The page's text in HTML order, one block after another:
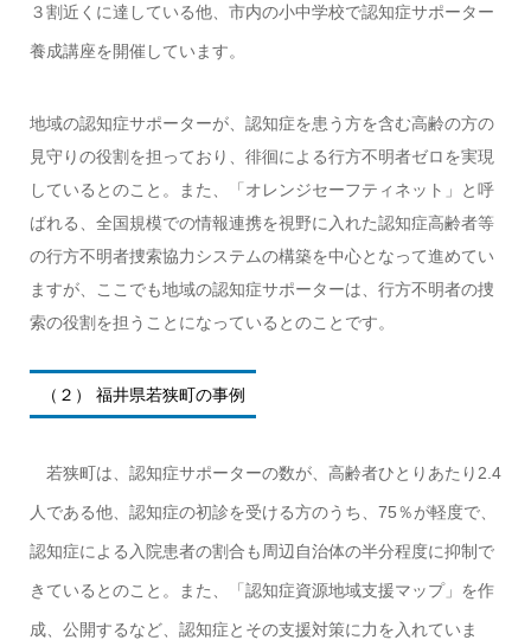
３割近くに達している他、市内の小中学校で認知症サポーター
養成講座を開催しています。
地域の認知症サポーターが、認知症を患う方を含む高齢の方の
見守りの役割を担っており、徘徊による行方不明者ゼロを実現
しているとのこと。また、「オレンジセーフティネット」と呼
ばれる、全国規模での情報連携を視野に入れた認知症高齢者等
の行方不明者捜索協力システムの構築を中心となって進めてい
ますが、ここでも地域の認知症サポーターは、行方不明者の捜
索の役割を担うことになっているとのことです。
（２） 福井県若狭町の事例
若狭町は、認知症サポーターの数が、高齢者ひとりあたり2.4
人である他、認知症の初診を受ける方のうち、75％が軽度で、
認知症による入院患者の割合も周辺自治体の半分程度に抑制で
きているとのこと。また、「認知症資源地域支援マップ」を作
成、公開するなど、認知症とその支援対策に力を入れていま